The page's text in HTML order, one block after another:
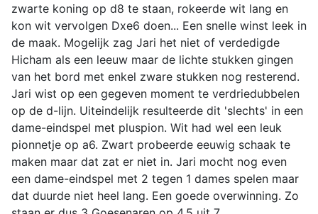
zwarte koning op d8 te staan, rokeerde wit lang en
kon wit vervolgen Dxe6 doen... Een snelle winst leek in
de maak. Mogelijk zag Jari het niet of verdedigde
Hicham als een leeuw maar de lichte stukken gingen
van het bord met enkel zware stukken nog resterend.
Jari wist op een gegeven moment te verdriedubbelen
op de d-lijn. Uiteindelijk resulteerde dit 'slechts' in een
dame-eindspel met pluspion. Wit had wel een leuk
pionnetje op a6. Zwart probeerde eeuwig schaak te
maken maar dat zat er niet in. Jari mocht nog even
een dame-eindspel met 2 tegen 1 dames spelen maar
dat duurde niet heel lang. Een goede overwinning. Zo